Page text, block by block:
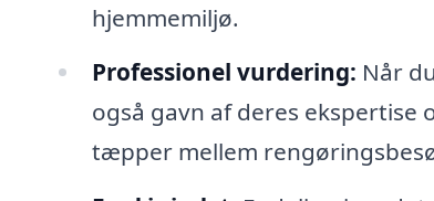
hjemmemiljø.
Professionel vurdering: Når
også gavn af deres
tæpper mellem